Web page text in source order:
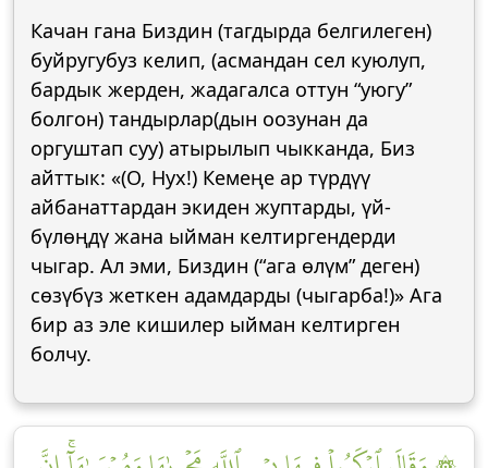
Качан гана Биздин (тагдырда белгилеген)
буйругубуз келип, (асмандан сел куюлуп,
бардык жерден, жадагалса оттун “уюгу”
болгон) тандырлар(дын оозунан да
оргуштап суу) атырылып чыкканда, Биз
айттык: «(О, Нух!) Кемеңе ар түрдүү
айбанаттардан экиден жуптарды, үй-
бүлөңдү жана ыйман келтиргендерди
чыгар. Ал эми, Биздин (“ага өлүм” деген)
сөзүбүз жеткен адамдарды (чыгарба!)» Ага
бир аз эле кишилер ыйман келтирген
болчу.